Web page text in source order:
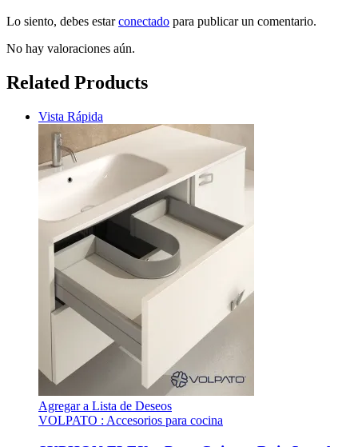
Lo siento, debes estarconectado para publicar un comentario.
No hay valoraciones aún.
Related Products
Vista Rápida
Agregar a Lista de Deseos
VOLPATO : Accesorios para cocina